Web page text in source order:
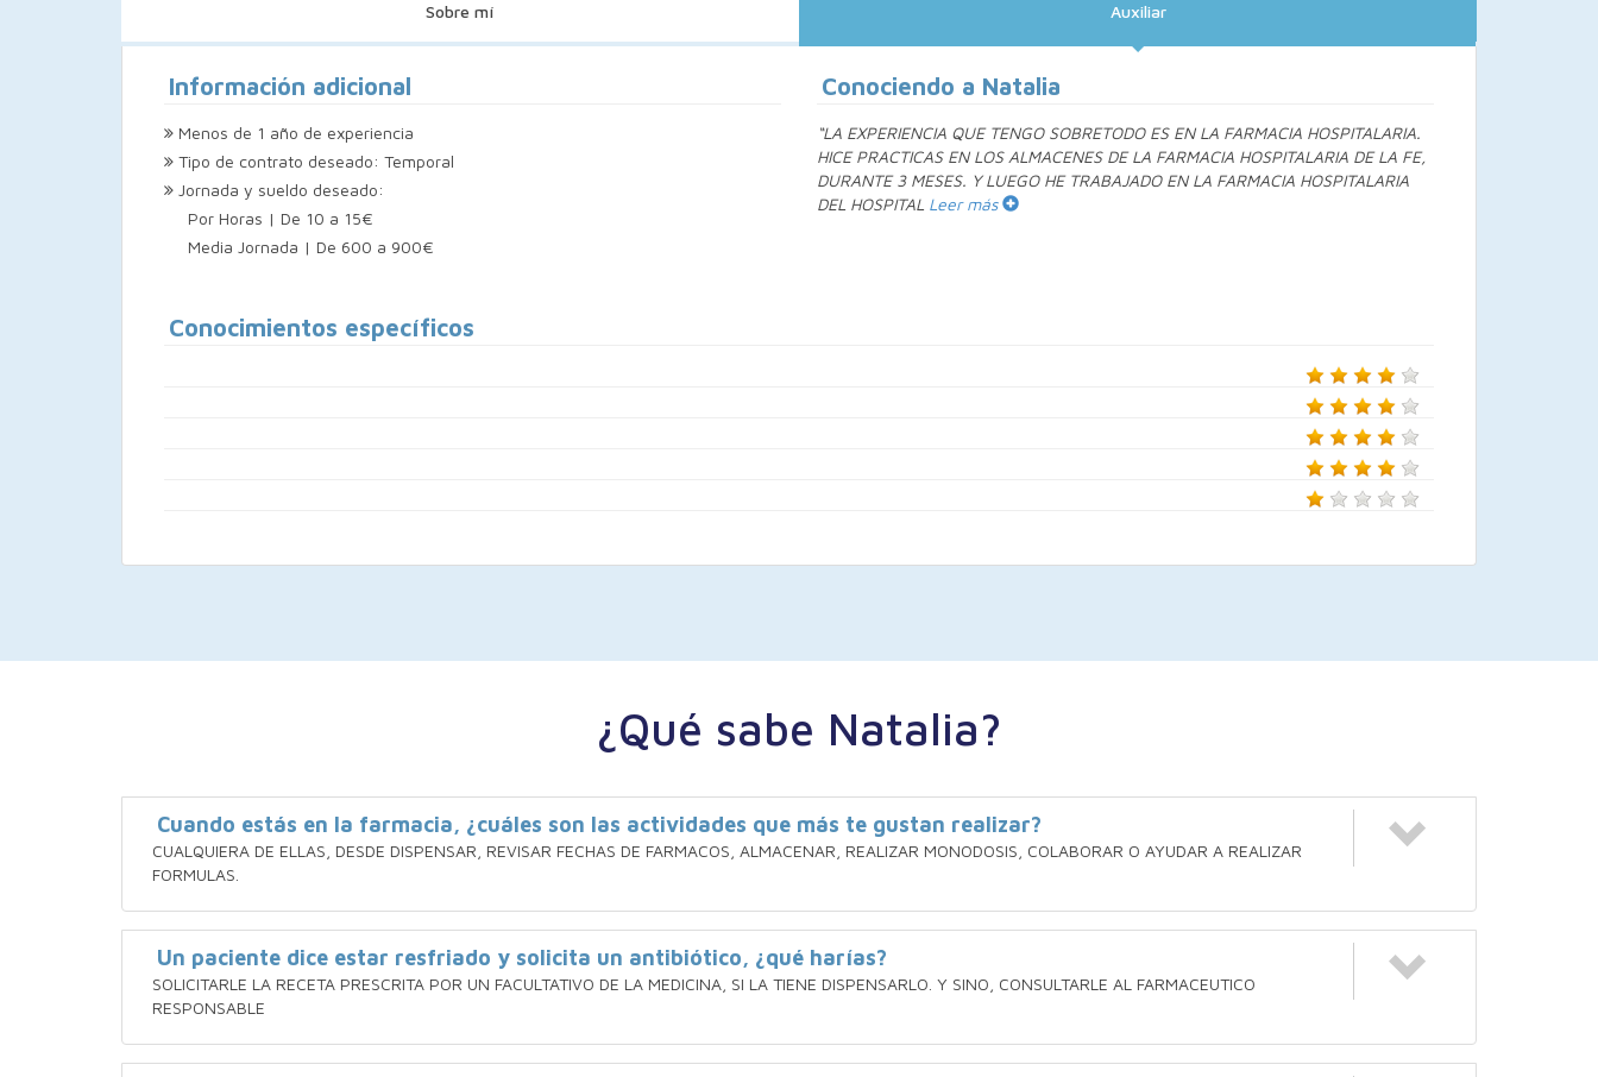
Sobre mí Auxiliar
Información adicional
Menos de 1 año de experiencia
Tipo de contrato deseado: Temporal
Jornada y sueldo deseado:
Por Horas | De 10 a 15€
Media Jornada | De 600 a 900€
Conociendo a Natalia
“LA EXPERIENCIA QUE TENGO SOBRETODO ES EN LA FARMACIA HOSPITALARIA.
HICE PRACTICAS EN LOS ALMACENES DE LA FARMACIA HOSPITALARIA DE LA FE,
DURANTE 3 MESES. Y LUEGO HE TRABAJADO EN LA FARMACIA HOSPITALARIA
DEL HOSPITAL Leer más
Conocimientos específicos
¿Qué sabe Natalia?
Cuando estás en la farmacia, ¿cuáles son las actividades que más te gustan realizar?
CUALQUIERA DE ELLAS, DESDE DISPENSAR, REVISAR FECHAS DE FARMACOS, ALMACENAR, REALIZAR MONODOSIS, COLABORAR O AYUDAR A REALIZAR
FORMULAS.
Un paciente dice estar resfriado y solicita un antibiótico, ¿qué harías?
SOLICITARLE LA RECETA PRESCRITA POR UN FACULTATIVO DE LA MEDICINA, SI LA TIENE DISPENSARLO. Y SINO, CONSULTARLE AL FARMACEUTICO
RESPONSABLE